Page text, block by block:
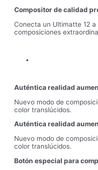
Compositor de calidad
Conecta un Ultimatte 12
composiciones
Auténtica realidad
Nuevo modo de
color translúcidos.
Auténtica realidad
Nuevo modo de
color translúcidos.
Botón especial para